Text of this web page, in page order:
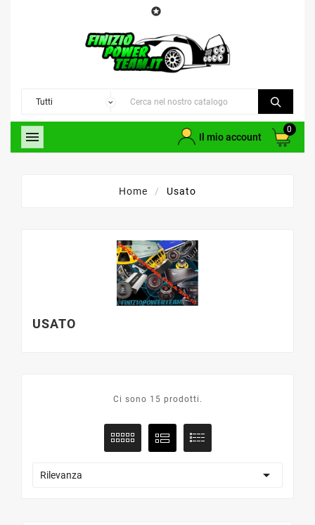

 Il mio account
0
Home Usato
USATO
Ci sono 15 prodotti.
Rilevanza 